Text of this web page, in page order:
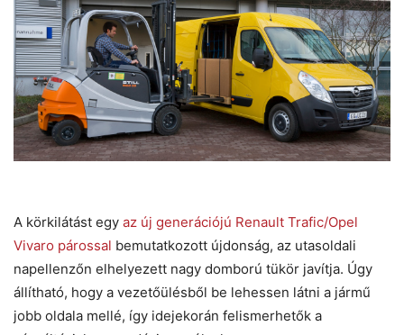
A körkilátást egy az új generációjú Renault Trafic/Opel
Vivaro párossal bemutatkozott újdonság, az utasoldali
napellenzőn elhelyezett nagy domború tükör javítja. Úgy
állítható, hogy a vezetőülésből be lehessen látni a jármű
jobb oldala mellé, így idejekorán felismerhetők a